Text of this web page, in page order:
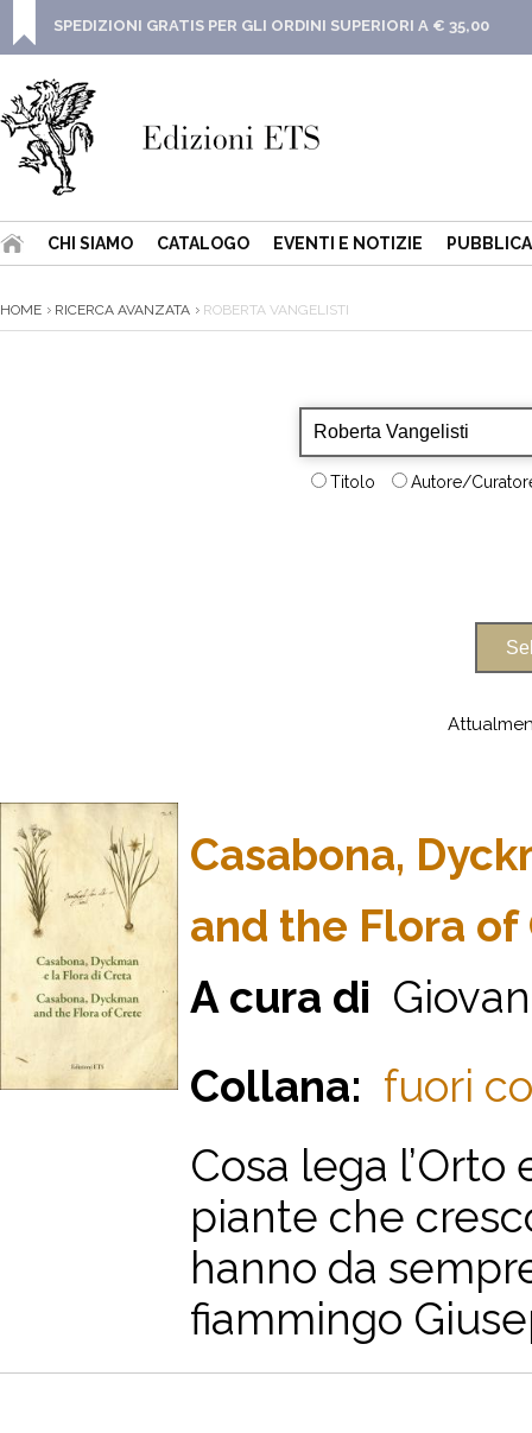
SPEDIZIONI GRATIS PER GLI ORDINI SUPERIORI A € 35,00
CHI SIAMO CATALOGO EVENTI E NOTIZIE
HOME RICERCA AVANZATA ROBERTA VANGELISTI
Titolo Autore/
Casabona,
and the Flora of
A cura di
Collana: fuori
Cosa lega l’Orto
piante che
hanno da
fiammingo